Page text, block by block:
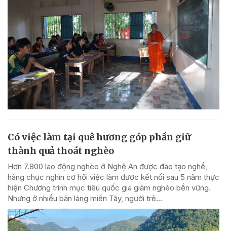
Có việc làm tại quê hương góp phần giữ
thành quả thoát nghèo
Hơn 7.800 lao động nghèo ở Nghệ An được đào tạo nghề,
hàng chục nghìn cơ hội việc làm được kết nối sau 5 năm thực
hiện Chương trình mục tiêu quốc gia giảm nghèo bền vững.
Nhưng ở nhiều bản làng miền Tây, người trẻ...